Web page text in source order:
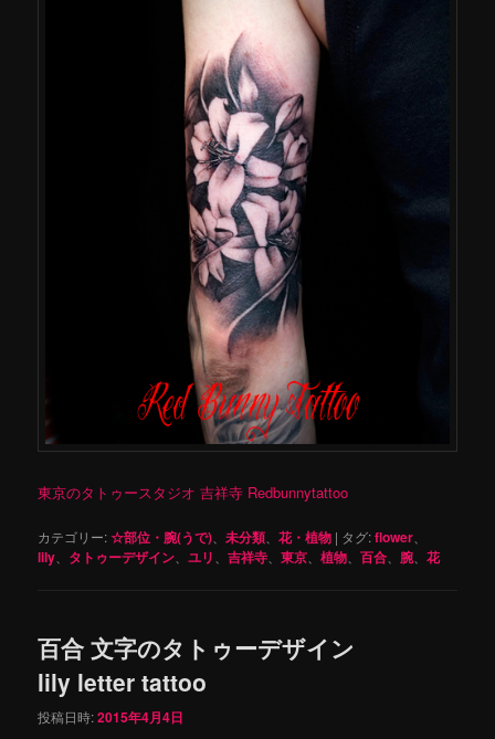
東京のタトゥースタジオ 吉祥寺 Redbunnytattoo
カテゴリー:☆部位・腕(うで) 、未分類 、花・植物 | タグ:flower
lily タトゥーデザイン 、ユリ 、吉祥寺 、東京 、植物 、百合 腕 、花
百合 文字のタトゥーデザイン
lily letter tattoo
投稿日時:2015年4月4日